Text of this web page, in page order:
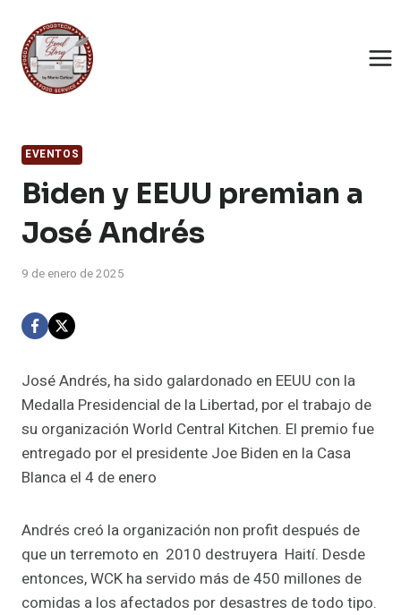
contenido
EVENTOS
Biden y EEUU premian a
José Andrés
9 de enero de 2025
José Andrés, ha sido galardonado en EEUU con la
Medalla Presidencial de la Libertad, por el trabajo de
su organización World Central Kitchen. El premio fue
entregado por el presidente Joe Biden en la Casa
Blanca el 4 de enero
Andrés creó la organización non profit después de
que un terremoto en 2010 destruyera Haití. Desde
entonces, WCK ha servido más de 450 millones de
comidas a los afectados por desastres de todo tipo.